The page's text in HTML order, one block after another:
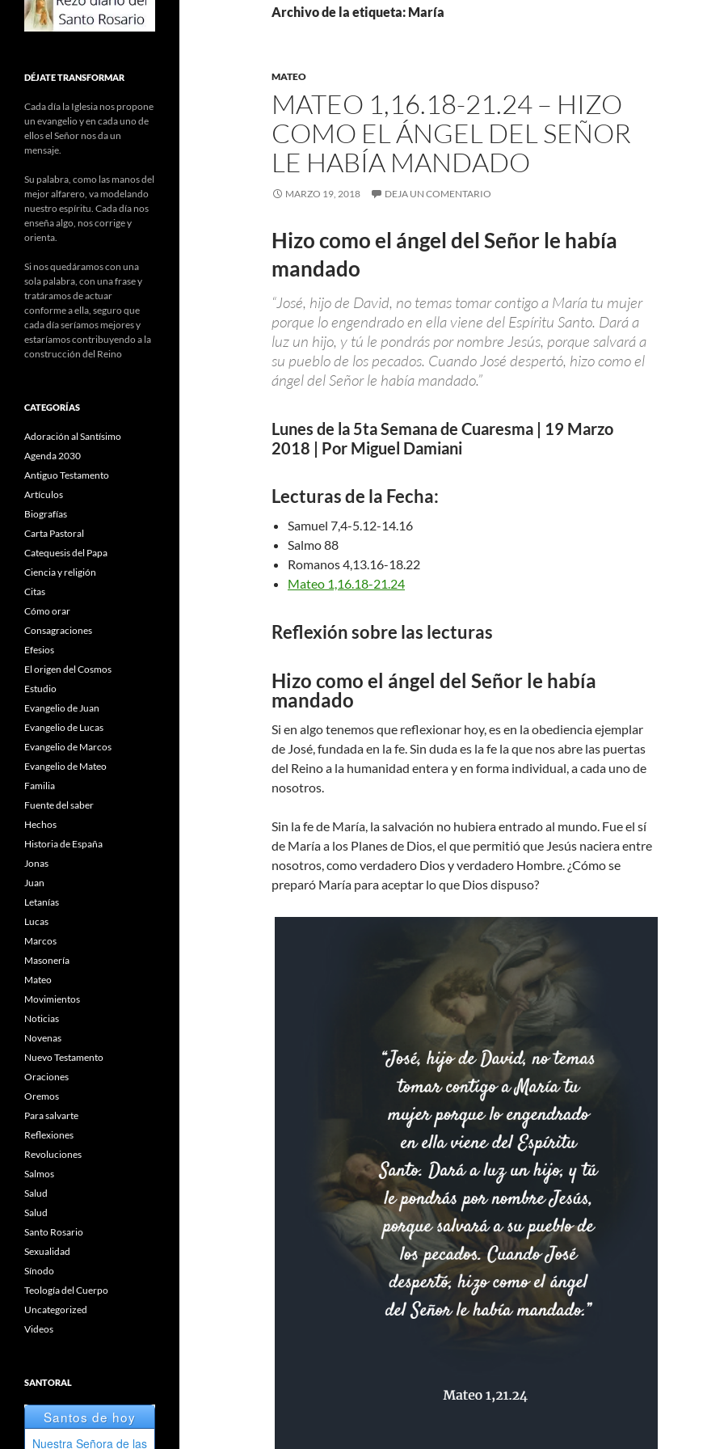
Archivo de la etiqueta: María
MATEO
MATEO 1,16.18-21.24 – HIZO
COMO EL ÁNGEL DEL SEÑOR
LE HABÍA MANDADO
MARZO 19, 2018 DEJA UN COMENTARIO
Hizo como el ángel del Señor le había
mandado
“José, hijo de David, no temas tomar contigo a María tu mujer
porque lo engendrado en ella viene del Espíritu Santo. Dará a
luz un hijo, y tú le pondrás por nombre Jesús, porque salvará a
su pueblo de los pecados. Cuando José despertó, hizo como el
ángel del Señor le había mandado.”
Lunes de la 5ta Semana de Cuaresma | 19 Marzo
2018 | Por Miguel Damiani
Lecturas de la Fecha:
Samuel 7,4-5.12-14.16
Salmo 88
Romanos 4,13.16-18.22
Mateo 1,16.18-21.24
Reflexión sobre las lecturas
Hizo como el ángel del Señor le había
mandado
Si en algo tenemos que reflexionar hoy, es en la obediencia ejemplar
de José, fundada en la fe. Sin duda es la fe la que nos abre las puertas
del Reino a la humanidad entera y en forma individual, a cada uno de
nosotros.
Sin la fe de María, la salvación no hubiera entrado al mundo. Fue el sí
de María a los Planes de Dios, el que permitió que Jesús naciera entre
nosotros, como verdadero Dios y verdadero Hombre. ¿Cómo se
preparó María para aceptar lo que Dios dispuso?
DÉJATE TRANSFORMAR
Cada día la Iglesia nos propone
un evangelio y en cada uno de
ellos el Señor nos da un
mensaje.
Su palabra, como las manos del
mejor alfarero, va modelando
nuestro espíritu. Cada día nos
enseña algo, nos corrige y
orienta.
Si nos quedáramos con una
sola palabra, con una frase y
tratáramos de actuar
conforme a ella, seguro que
cada día seríamos mejores y
estaríamos contribuyendo a la
construcción del Reino
CATEGORÍAS
Adoración al Santísimo
Agenda 2030
Antiguo Testamento
Artículos
Biografías
Carta Pastoral
Catequesis del Papa
Ciencia y religión
Citas
Cómo orar
Consagraciones
Efesios
El origen del Cosmos
Estudio
Evangelio de Juan
Evangelio de Lucas
Evangelio de Marcos
Evangelio de Mateo
Familia
Fuente del saber
Hechos
Historia de España
Jonas
Juan
Letanías
Lucas
Marcos
Masonería
Mateo
Movimientos
Noticias
Novenas
Nuevo Testamento
Oraciones
Oremos
Para salvarte
Reflexiones
Revoluciones
Salmos
Salud
Salud
Santo Rosario
Sexualidad
Sínodo
Teología del Cuerpo
Uncategorized
Videos
SANTORAL